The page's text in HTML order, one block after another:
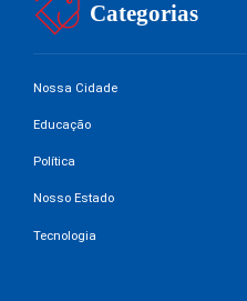
Categorias
Nossa Cidade
Educação
Política
Nosso Estado
Tecnologia